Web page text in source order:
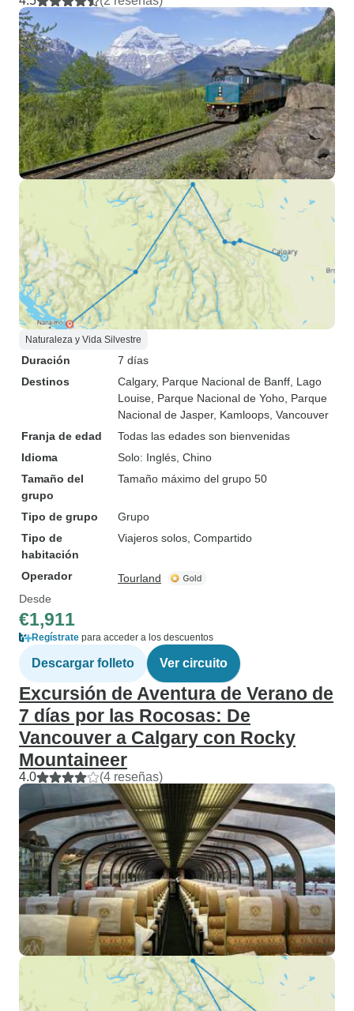
Naturaleza y Vida Silvestre
Duración
7 días
Destinos
Calgary, Parque Nacional de Banff , Lago
Louise , Parque Nacional de Yoho , Parque
Nacional de Jasper, Kamloops , Vancouver
Franja de edad
Todas las edades son bienvenidas
Idioma
Solo: Inglés, Chino
Tamaño del
grupo
Tamaño máximo del grupo 50
Tipo de grupo
Grupo
Tipo de
habitación
Viajeros solos, Compartido
Operador
Tourland
Desde
€1,911
Regístrate para acceder a los descuentos
Descargar folleto Ver circuito
Excursión de Aventura de Verano de
7 días por las Rocosas: De
Vancouver a Calgary con Rocky
Mountaineer
4.0 (4 reseñas)